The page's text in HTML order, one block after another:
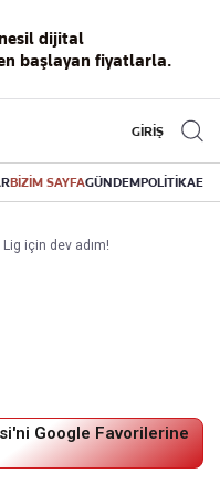
Akıllı haber
asistanı
Eski gazeteleri
indirme
canlı soru
cevap
GİRİŞ
BİZİM SAYFAGÜNDEMPOLİTİKA
için dev adım!
Google Favorilerine